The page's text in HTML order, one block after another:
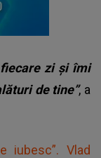
zi și îmi
de tine”, a
iubesc”. Vlad